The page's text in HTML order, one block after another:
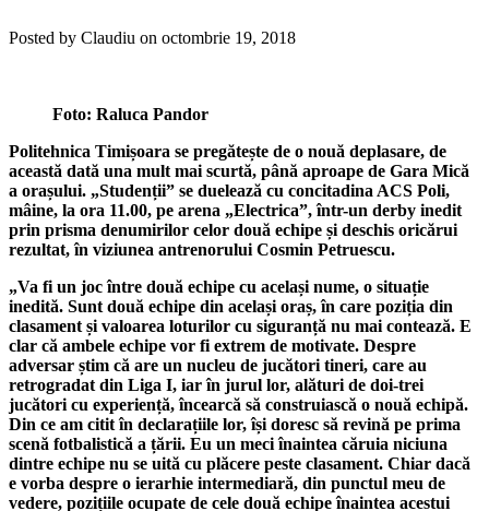
Posted by Claudiu on octombrie 19, 2018
Foto: Raluca Pandor
Politehnica Timișoara se pregătește de o nouă deplasare, de
această dată una mult mai scurtă, până aproape de Gara Mică
a orașului. „Studenții” se duelează cu concitadina ACS Poli,
mâine, la ora 11.00, pe arena „Electrica”, într-un derby inedit
prin prisma denumirilor celor două echipe și deschis oricărui
rezultat, în viziunea antrenorului Cosmin Petruescu.
„Va fi un joc între două echipe cu același nume, o situație
inedită. Sunt două echipe din același oraș, în care poziția din
clasament și valoarea loturilor cu siguranță nu mai contează. E
clar că ambele echipe vor fi extrem de motivate. Despre
adversar știm că are un nucleu de jucători tineri, care au
retrogradat din Liga I, iar în jurul lor, alături de doi-trei
jucători cu experiență, încearcă să construiască o nouă echipă.
Din ce am citit în declarațiile lor, își doresc să revină pe prima
scenă fotbalistică a țării. Eu un meci înaintea căruia niciuna
dintre echipe nu se uită cu plăcere peste clasament. Chiar dacă
e vorba despre o ierarhie intermediară, din punctul meu de
vedere, pozițiile ocupate de cele două echipe înaintea acestui